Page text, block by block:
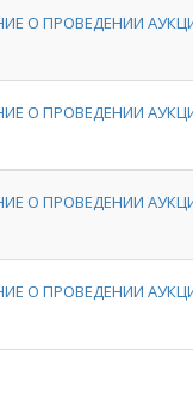
О ПРОВЕДЕНИИ
О ПРОВЕДЕНИИ
О ПРОВЕДЕНИИ
О ПРОВЕДЕНИИ